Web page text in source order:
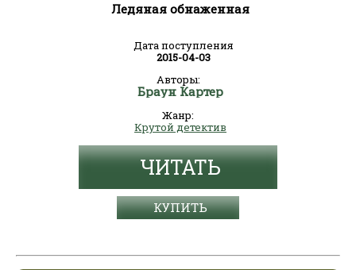
Ледяная обнаженная
Дата поступления
2015-04-03
Авторы:
Браун Картер
Жанр:
Крутой детектив
ЧИТАТЬ
КУПИТЬ